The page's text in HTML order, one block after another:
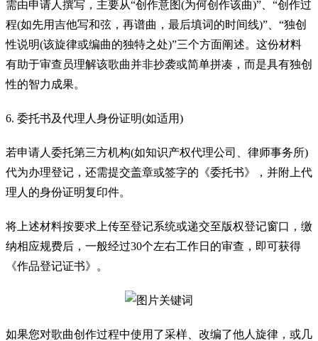
需由申请人撰写，主要从“创作意图(为何创作该曲)”、“创作过
程(如先用吉他写和弦，再谱曲，最后填词的时间线)”、“独创
性说明(该旋律或编曲的独特之处)”三个方面阐述。这份材料
有助于审查员理解该歌曲并非抄袭或简单拼凑，而是具有独创
性的智力成果。
6. 委托书及代理人身份证明(如适用)
若申请人委托第三方机构(如知识产权代理公司、律师事务所)
代为办理登记，还需提交盖章或签字的《委托书》，并附上代
理人的身份证明复印件。
将上述材料按要求上传至登记系统或递交至版权登记窗口，缴
纳相应规费后，一般经过30个左右工作日的审查，即可获得
《作品登记证书》。
如果您对歌曲创作过程中使用了采样、改编了他人旋律，或几